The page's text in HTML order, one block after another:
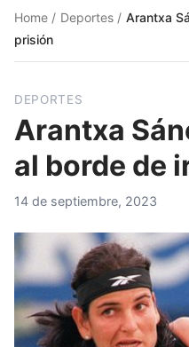
Home / Deportes / Arantxa
prisión
DEPORTES
Arantxa
al borde de
14 de septiembre, 2023